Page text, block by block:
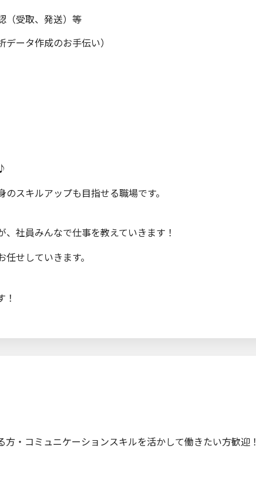
（受取、発送）等
ータ作成のお手伝い）
スキルアップも目指せる職場です。
社員みんなで仕事を教えていきます！
せしていきます。
・コミュニケーションスキルを活かして働きたい方歓迎！